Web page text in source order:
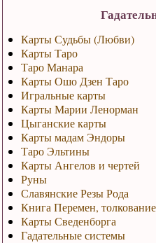
Карты Судьбы (Любви)
Карты Таро
Таро Манара
Карты Ошо Дзен Таро
Игральные карты
Карты Марии Ленорман
Цыганские карты
Карты мадам Эндоры
Таро Эльтины
Карты Ангелов и чертей
Руны
Славянские Резы Рода
Книга Перемен,
Карты Сведенборга
Гадательные системы